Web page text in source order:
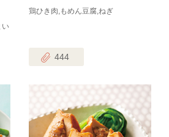
い
鶏ひき肉,もめん豆腐,ねぎ
444